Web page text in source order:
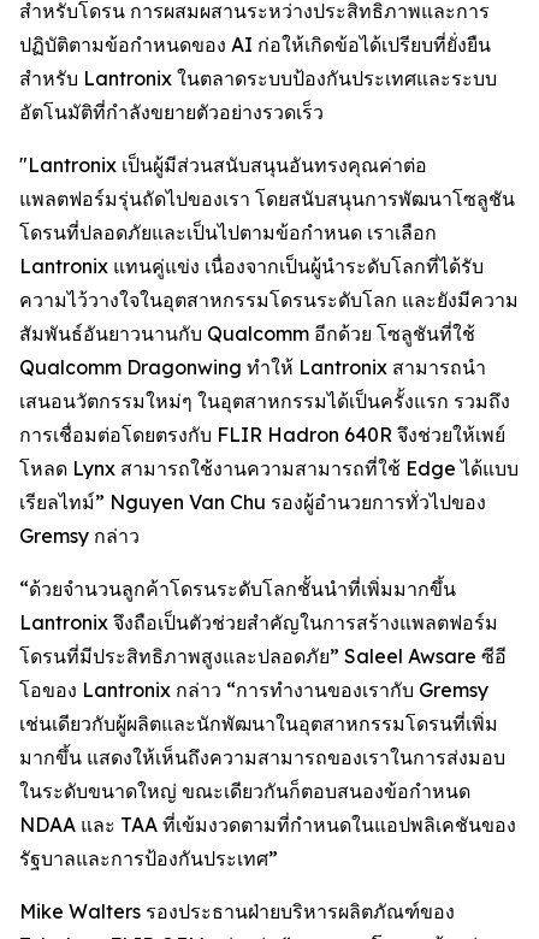
สำหรับโดรน การผสมผสานระหว่างประสิทธิภาพและการ
ปฏิบัติตามข้อกำหนดของ AI ก่อให้เกิดข้อได้เปรียบที่ยั่งยืน
สำหรับ Lantronix ในตลาดระบบป้องกันประเทศและระบบ
อัตโนมัติที่กำลังขยายตัวอย่างรวดเร็ว
"Lantronix เป็นผู้มีส่วนสนับสนุนอันทรงคุณค่าต่อ
แพลตฟอร์มรุ่นถัดไปของเรา โดยสนับสนุนการพัฒนาโซลูชัน
โดรนที่ปลอดภัยและเป็นไปตามข้อกำหนด เราเลือก
Lantronix แทนคู่แข่ง เนื่องจากเป็นผู้นำระดับโลกที่ได้รับ
ความไว้วางใจในอุตสาหกรรมโดรนระดับโลก และยังมีความ
สัมพันธ์อันยาวนานกับ Qualcomm อีกด้วย โซลูชันที่ใช้
Qualcomm Dragonwing ทำให้ Lantronix สามารถนำ
เสนอนวัตกรรมใหม่ๆ ในอุตสาหกรรมได้เป็นครั้งแรก รวมถึง
การเชื่อมต่อโดยตรงกับ FLIR Hadron 640R จึงช่วยให้เพย์
โหลด Lynx สามารถใช้งานความสามารถที่ใช้ Edge ได้แบบ
เรียลไทม์” Nguyen Van Chu รองผู้อำนวยการทั่วไปของ
Gremsy กล่าว
“ด้วยจำนวนลูกค้าโดรนระดับโลกชั้นนำที่เพิ่มมากขึ้น
Lantronix จึงถือเป็นตัวช่วยสำคัญในการสร้างแพลตฟอร์ม
โดรนที่มีประสิทธิภาพสูงและปลอดภัย” Saleel Awsare ซีอี
โอของ Lantronix กล่าว “การทำงานของเรากับ Gremsy
เช่นเดียวกับผู้ผลิตและนักพัฒนาในอุตสาหกรรมโดรนที่เพิ่ม
มากขึ้น แสดงให้เห็นถึงความสามารถของเราในการส่งมอบ
ในระดับขนาดใหญ่ ขณะเดียวกันก็ตอบสนองข้อกำหนด
NDAA และ TAA ที่เข้มงวดตามที่กำหนดในแอปพลิเคชันของ
รัฐบาลและการป้องกันประเทศ”
Mike Walters รองประธานฝ่ายบริหารผลิตภัณฑ์ของ